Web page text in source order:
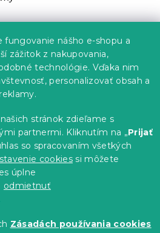
fungovanie nášho e-shopu a
zážitok z nakupovania,
technológie. Vďaka nim
personalizovať obsah a
stránok zdieľame s
partnermi. Kliknutím na „Prijať
so spracovaním všetkých
cookies si môžete
úplne
odmietnuť
Zásadách používania cookies
tovaru
údajov
Shoptet Premium
nastavenie cookies